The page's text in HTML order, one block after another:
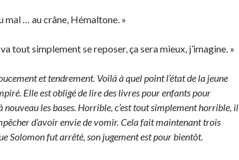
mal … au crâne, Hémaltone. »
tout simplement se reposer, ça sera mieux, j’imagine. »
et tendrement. Voilà à quel point l’état de la jeune
Elle est obligé de lire des livres pour enfants pour
nouveau les bases. Horrible, c’est tout simplement horrible, il
d’avoir envie de vomir. Cela fait maintenant trois
Solomon fut arrêté, son jugement est pour bientôt.